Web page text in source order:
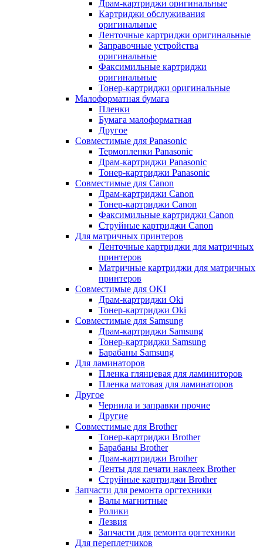
Драм-картриджи оригинальные
Картриджи обслуживания
оригинальные
Ленточные картриджи оригинальные
Заправочные устройства
оригинальные
Факсимильные картриджи
оригинальные
Тонер-картриджи оригинальные
Малоформатная бумага
Пленки
Бумага малоформатная
Другое
Совместимые для Panasonic
Термопленки Panasonic
Драм-картриджи Panasonic
Тонер-картриджи Panasonic
Совместимые для Canon
Драм-картриджи Canon
Тонер-картриджи Canon
Факсимильные картриджи Canon
Струйные картриджи Canon
Для матричных принтеров
Ленточные картриджи для матричных
принтеров
Матричные картриджи для матричных
принтеров
Совместимые для OKI
Драм-картриджи Oki
Тонер-картриджи Oki
Совместимые для Samsung
Драм-картриджи Samsung
Тонер-картриджи Samsung
Барабаны Samsung
Для ламинаторов
Пленка глянцевая для ламиниторов
Пленка матовая для ламинаторов
Другое
Чернила и заправки прочие
Другие
Совместимые для Brother
Тонер-картриджи Brother
Барабаны Brother
Драм-картриджи Brother
Ленты для печати наклеек Brother
Струйные картриджи Brother
Запчасти для ремонта оргтехники
Валы магнитные
Ролики
Лезвия
Запчасти для ремонта оргтехники
Для переплетчиков